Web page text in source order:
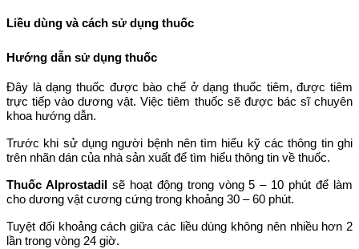
Liều dùng và cách sử dụng thuốc
Hướng dẫn sử dụng thuốc
Đây là dạng thuốc được bào chế ở dạng thuốc tiêm, được tiêm
trực tiếp vào dương vật. Việc tiêm thuốc sẽ được bác sĩ chuyên
khoa hướng dẫn.
Trước khi sử dụng người bệnh nên tìm hiểu kỹ các thông tin ghi
trên nhãn dán của nhà sản xuất để tìm hiểu thông tin về thuốc.
Thuốc Alprostadilsẽ hoạt động trong vòng 5 – 10 phút để làm
cho dương vật cương cứng trong khoảng 30 – 60 phút.
Tuyệt đối khoảng cách giữa các liều dùng không nên nhiều hơn 2
lần trong vòng 24 giờ.